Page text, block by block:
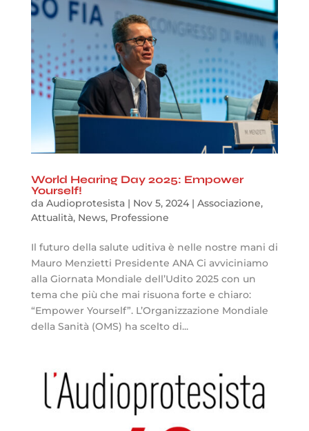
World Hearing Day 2025: Empower
Yourself!
da Audioprotesista| Nov 5, 2024| Associazione,
Attualità, News, Professione
Il futuro della salute uditiva è nelle nostre mani di
Mauro Menzietti Presidente ANA Ci avviciniamo
alla Giornata Mondiale dell’Udito 2025 con un
tema che più che mai risuona forte e chiaro:
“Empower Yourself”. L’Organizzazione Mondiale
della Sanità (OMS) ha scelto di...